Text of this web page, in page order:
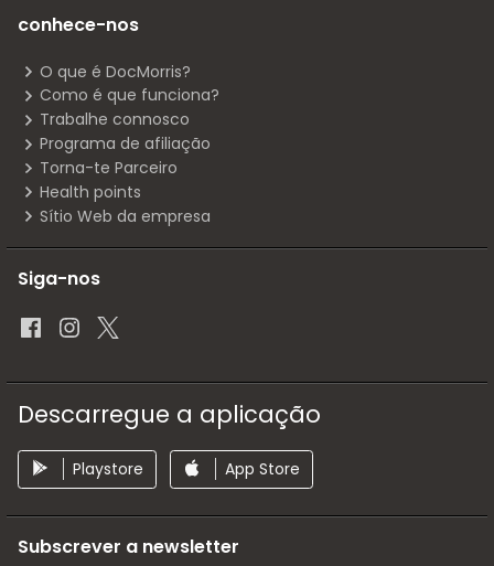
conhece-nos
O que é DocMorris?
Como é que funciona?
Trabalhe connosco
Programa de afiliação
Torna-te Parceiro
Health points
Sítio Web da empresa
Siga-nos
Descarregue a aplicação
Playstore App Store
Subscrever a newsletter